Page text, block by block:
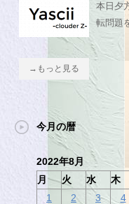
本日夕
転問題
→もっと見る
今月の暦
2022年8月
月
火 水 木
1
2 3 4